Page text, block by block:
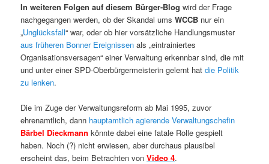
In weiteren Folgen auf diesem Bürger-Blog wird der Frage
nachgegangen werden, ob der Skandal umsWCCB nur ein
„Unglücksfall“ war, oder ob hier vorsätzliche Handlungsmuster
aus früheren Bonner Ereignissenals „eintrainiertes
Organisationsversagen“ einer Verwaltung erkennbar sind, die mit
und unter einer SPD-Oberbürgermeisterin gelernt hatdie Politik
zu lenken.
Die im Zuge der Verwaltungsreform ab Mai 1995, zuvor
ehrenamtlich, dann hauptamtlich agierende Verwaltungschefin
Bärbel Dieckmann könnte dabei eine fatale Rolle gespielt
haben. Noch (?) nicht erwiesen, aber durchaus plausibel
erscheint das, beim Betrachten vonVideo 4.